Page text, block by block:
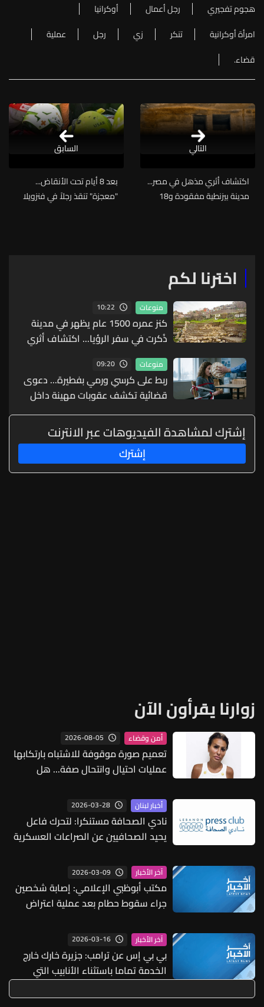
هجوم تفجيري
رجل أعمال
أوكرانيا
امرأة أوكرانية
تنكر زي رجل
عملية
قضاء.
التالي
اكتشاف أثري مذهل في مصر...
مدينة بيزنطية مفقودة و18
بعد 8 أيام تحت الأنقاض...
"معجزة" تنقذ رجلاً في فنزويلا
السابق
اخترنا لكم
منوعات 10:22
كنز عمره 1500 عام يظهر في مدينة
ذُكرت في سفر الرؤيا... اكتشاف أثري
مذهل (صور)
منوعات 09:20
ربط على كرسي ورمي بفطيرة... دعوى
قضائية تكشف عقوبات مهينة داخل
شركة
إشترك لمشاهدة الفيديوهات عبر الانترنت
إشترك
زوارنا يقرأون الآن
أمن وقضاء 2026-08-05
تعميم صورة موقوفة للاشتباه بارتكابها
عمليات احتيال وانتحال صفة... هل
أخبار لبنان 2026-03-28
نادي الصحافة مستنكرا: لتحرك فاعل
يحيد الصحافيين عن الصراعات العسكرية
آخر الأخبار 2026-03-09
مكتب أبوظبي الإعلامي: إصابة شخصين
جراء سقوط حطام بعد عملية اعتراض
آخر الأخبار 2026-03-16
بي بي إس عن ترامب: جزيرة خارك خارج
الخدمة تماما باستثناء الأنابيب التي
تركناها